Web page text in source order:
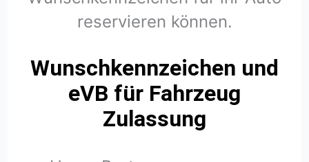
reservieren können.
Wunschkennzeichen und
eVB für Fahrzeug
Zulassung